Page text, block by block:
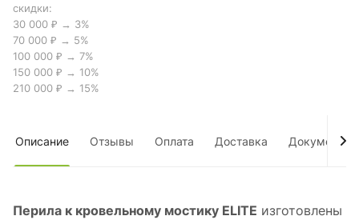
скидки:
30 000 ₽ → 3%
70 000 ₽ → 5%
100 000 ₽ → 7%
150 000 ₽ → 10%
210 000 ₽ → 15%
Описание Отзывы Оплата Доставка Документы
Перила к кровельному мостику ELITE изготовлены